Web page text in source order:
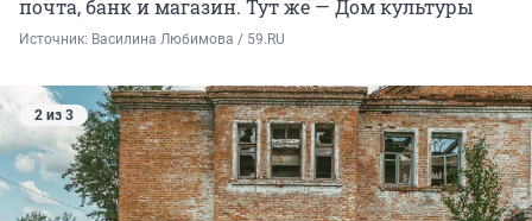
почта, банк и магазин. Тут же — Дом культуры
Источник: Василина Любимова / 59.RU
2 из 3